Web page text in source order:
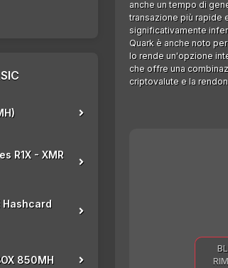
R1X - XMR
Hashcard
850MH
anche un tempo di
transazione più rapide
significativamente
Quark è anche noto
lo rende un'opzione
che offre una
criptovalute e la